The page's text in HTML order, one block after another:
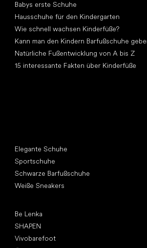
Babys erste Schuhe
Hausschuhe für den Kindergarten
Wie schnell wachsen Kinderfüße?
Kann man den Kindern Barfußschuhe
Natürliche Fußentwicklung von A bis Z
15 interessante Fakten über Kinderfüße
Elegante Schuhe
Sportschuhe
Schwarze Barfußschuhe
Weiße Sneakers
Be Lenka
SHAPEN
Vivobarefoot